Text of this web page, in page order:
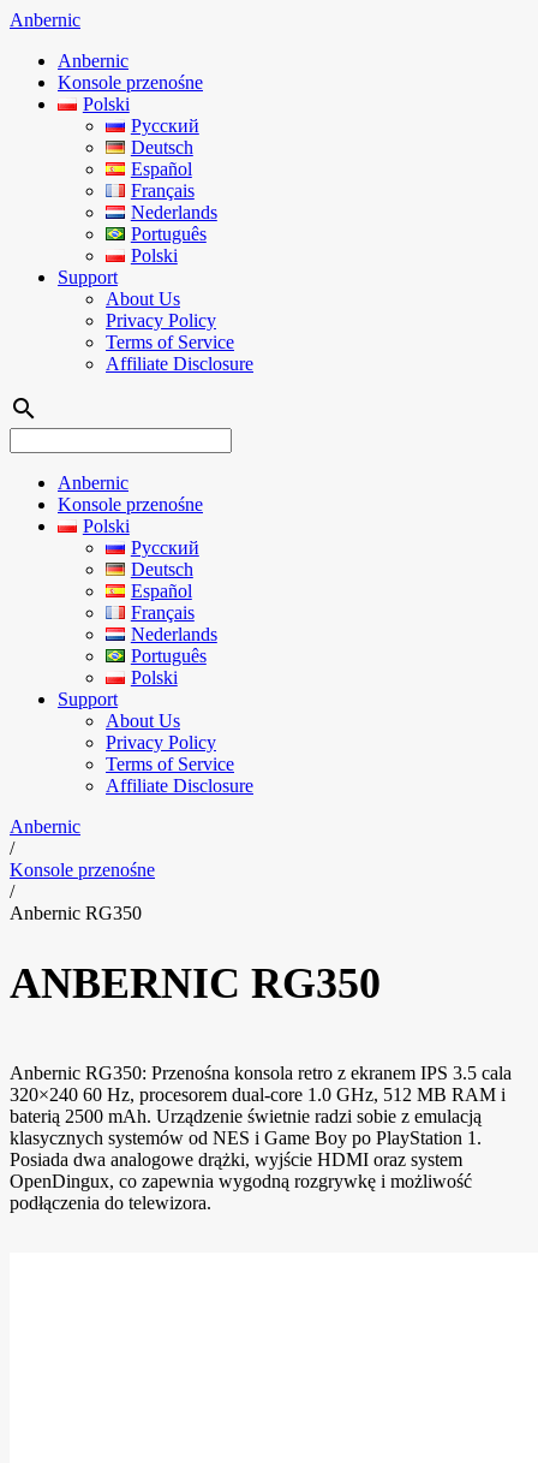
Anbernic
Anbernic
Konsole przenośne
Polski
Русский
Deutsch
Español
Français
Nederlands
Português
Polski
Support
About Us
Privacy Policy
Terms of Service
Affiliate Disclosure
search
Anbernic
Konsole przenośne
Polski
Русский
Deutsch
Español
Français
Nederlands
Português
Polski
Support
About Us
Privacy Policy
Terms of Service
Affiliate Disclosure
Anbernic
/
Konsole przenośne
/
Anbernic RG350
ANBERNIC RG350
Anbernic RG350: Przenośna konsola retro z ekranem IPS 3.5 cala
320×240 60 Hz, procesorem dual-core 1.0 GHz, 512 MB RAM i
baterią 2500 mAh. Urządzenie świetnie radzi sobie z emulacją
klasycznych systemów od NES i Game Boy po PlayStation 1.
Posiada dwa analogowe drążki, wyjście HDMI oraz system
OpenDingux, co zapewnia wygodną rozgrywkę i możliwość
podłączenia do telewizora.